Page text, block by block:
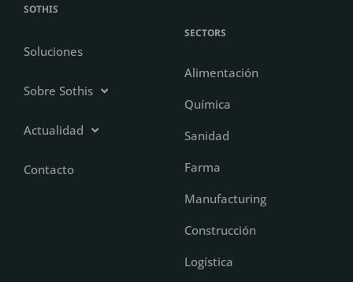
SOTHIS
Soluciones
Sobre Sothis
Actualidad
Contacto
SECTORS
Alimentación
Química
Sanidad
Farma
Manufacturing
Construcción
Logística